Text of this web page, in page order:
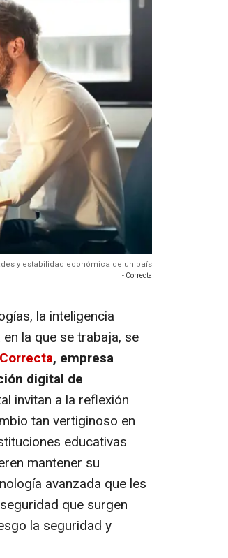
y estabilidad económica de un país
- Correcta
la inteligencia
la que se trabaja, se
Correcta, empresa
digital de
invitan a la reflexión
tan vertiginoso en
educativas
mantener su
avanzada que les
que surgen
la seguridad y